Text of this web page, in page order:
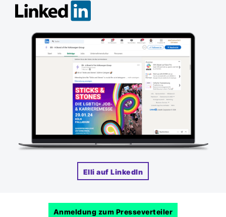
Elli auf LinkedIn
Anmeldung zum Presseverteiler